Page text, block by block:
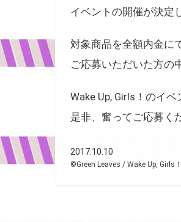
イベントの開催が決定
対象商品を全額内金に
ご応募いただいた方の
Wake Up, Girls！のイ
是非、奮ってご応募く
2017.10.10
©Green Leaves / Wake Up, Girls